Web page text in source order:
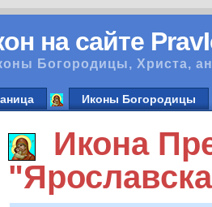
на сайте
Богородицы, Христа,
Иконы Богородицы
Икона